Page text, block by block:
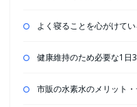
よく寝ることを心がけてい
健康維持のため必要な1日
市販の水素水のメリット・